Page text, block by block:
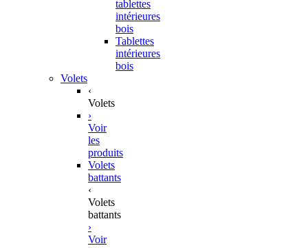
tablettes
intérieures
bois
Tablettes
intérieures
bois
Volets
‹
Volets
›
Voir
les
produits
Volets
battants
‹
Volets
battants
›
Voir